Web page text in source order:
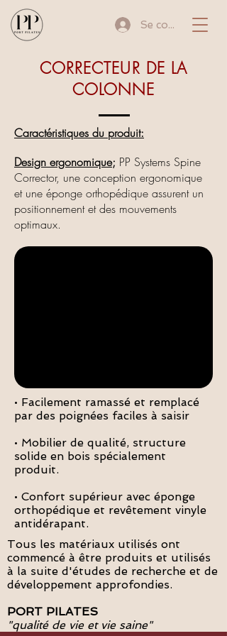
Se connecter
CORRECTEUR DE LA
COLONNE
Caractéristiques du produit:
Design ergonomique; PP Systems Spine
Corrector, une conception ergonomique
et une éponge orthopédique assurent un
positionnement et des mouvements
optimaux.
• Facilement ramassé et remplacé
par des poignées faciles à saisir
• Mobilier de qualité, structure
solide en bois spécialement
produit.
• Confort supérieur avec éponge
orthopédique et revêtement vinyle
antidérapant.
Tous les matériaux utilisés ont
commencé à être produits et utilisés
à la suite d'études de recherche et de
développement approfondies.
PORT PILATES
"qualité de vie et vie saine"